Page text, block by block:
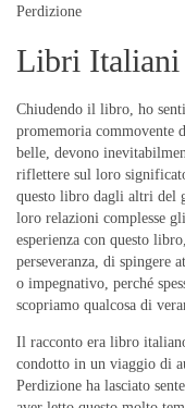
Perdizione
Libri Italiani
Chiudendo il libro, ho
promemoria commovente
belle, devono
riflettere sul loro
questo libro dagli altri del
loro relazioni complesse
esperienza con questo
perseveranza, di spingere
o impegnativo, perché
scopriamo qualcosa di
Il racconto era libro
condotto in un viaggio di
Perdizione ha lasciato